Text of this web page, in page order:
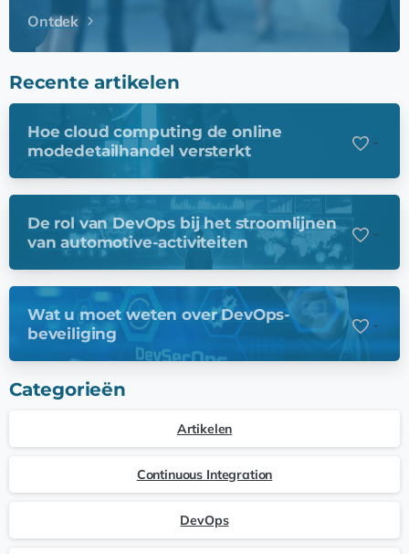
Ontdek
Recente artikelen
Hoe cloud computing de online
modedetailhandel versterkt
-
De rol van DevOps bij het stroomlijnen
van automotive-activiteiten
-
Wat u moet weten over DevOps-
beveiliging
-
Categorieën
Artikelen
Continuous Integration
DevOps